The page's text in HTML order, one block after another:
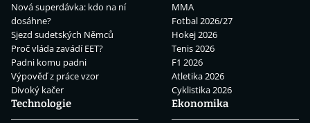
Nová superdávka: kdo na ní
dosáhne?
Sjezd sudetských Němců
Proč vláda zavádí EET?
Padni komu padni
Výpověď z práce vzor
Divoký kačer
MMA
Fotbal 2026/27
Hokej 2026
Tenis 2026
F1 2026
Atletika 2026
Cyklistika 2026
Technologie
Ekonomika